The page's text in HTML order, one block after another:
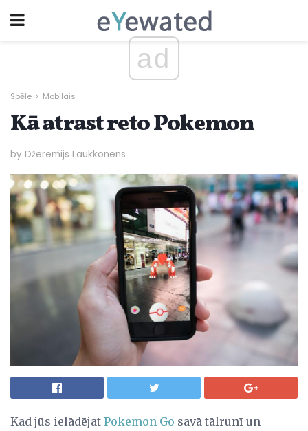
ad
Spēle Mobilais
Kā atrast reto Pokemon
by Džeremijs Laukkonens
Kad jūs ielādējat Pokemon Go savā tālrunī un